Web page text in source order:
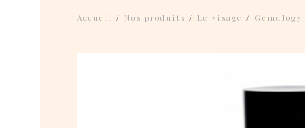
Accueil / Nos produits / Le visage / Gemology